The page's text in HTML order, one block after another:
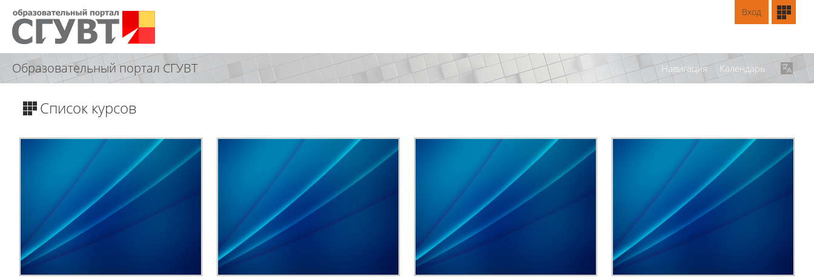
Вход
Образовательный портал СГУВТ
Список курсов
Навигация Календарь